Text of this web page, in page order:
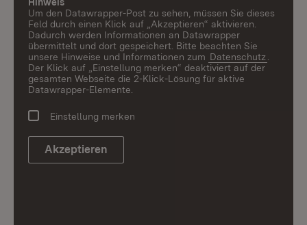
Um den Datawrapper-Post zu sehen, müssen Sie dieses
Feld durch einen Klick auf „Akzeptieren“ aktivieren.
Dadurch werden Informationen an Datawrapper
übermittelt und dort gespeichert. Bitte beachten Sie
unsere Hinweise und Informationen zum Datenschutz
Der Klick auf „Einstellung merken“ deaktiviert auf der
gesamten Webseite die 2-Klick-Lösung für aktive
Datawrapper-Elemente.
Einstellung merken
Akzeptieren